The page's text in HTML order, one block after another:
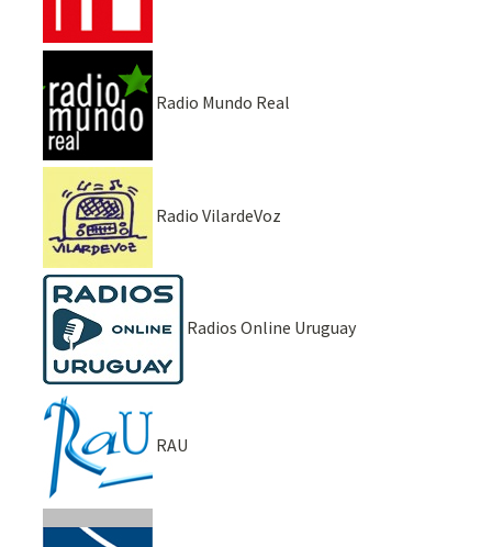
Radio Mundo Real
Radio VilardeVoz
Radios Online Uruguay
RAU